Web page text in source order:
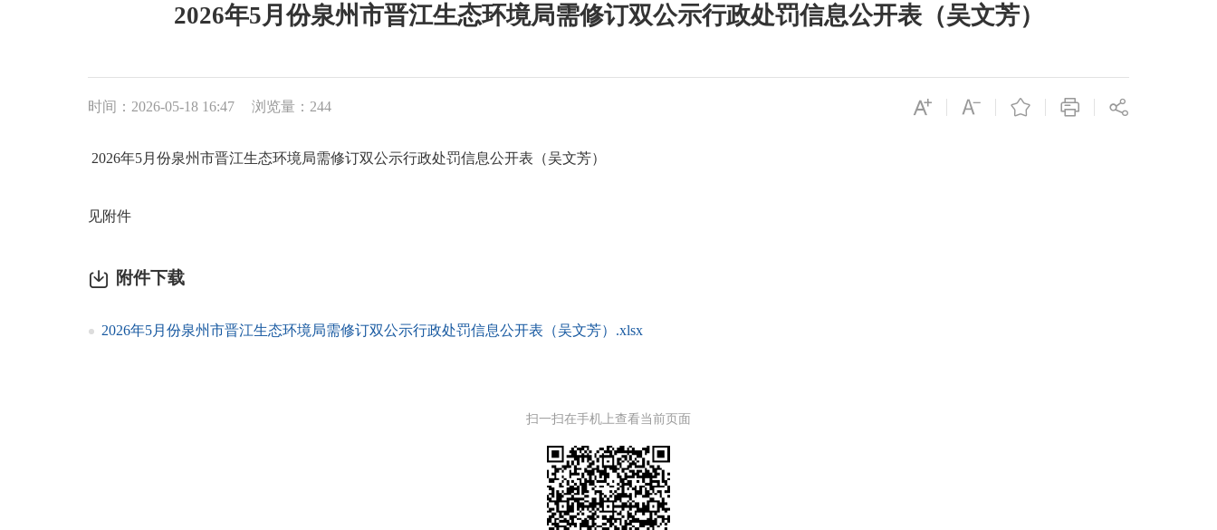
2026年5月份泉州市晋江生态环境局需修订双公示行政处罚信息公开表（吴文芳）
时间：2026-05-18 16:47 浏览量： 244
2026年5月份泉州市晋江生态环境局需修订双公示行政处罚信息公开表（吴文芳）
见附件
附件下载
2026年5月份泉州市晋江生态环境局需修订双公示行政处罚信息公开表（吴文芳）.xlsx
扫一扫在手机上查看当前页面